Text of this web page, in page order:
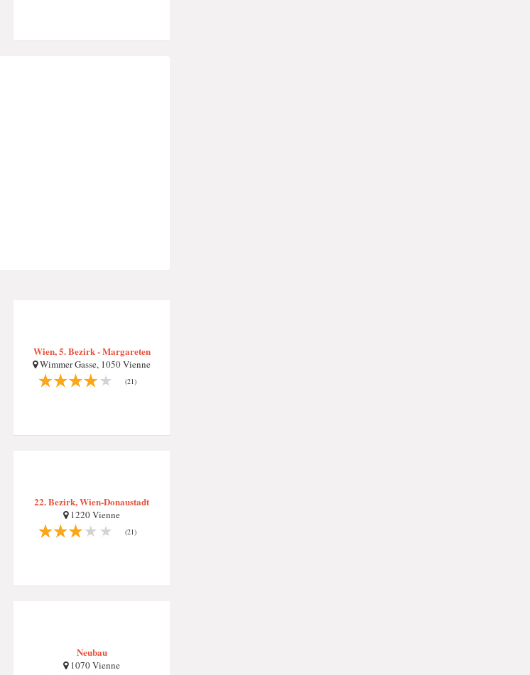
Wien, 5. Bezirk - Margareten
Wimmer Gasse, 1050 Vienne
(21)
22. Bezirk, Wien-Donaustadt
1220 Vienne
(21)
Neubau
1070 Vienne